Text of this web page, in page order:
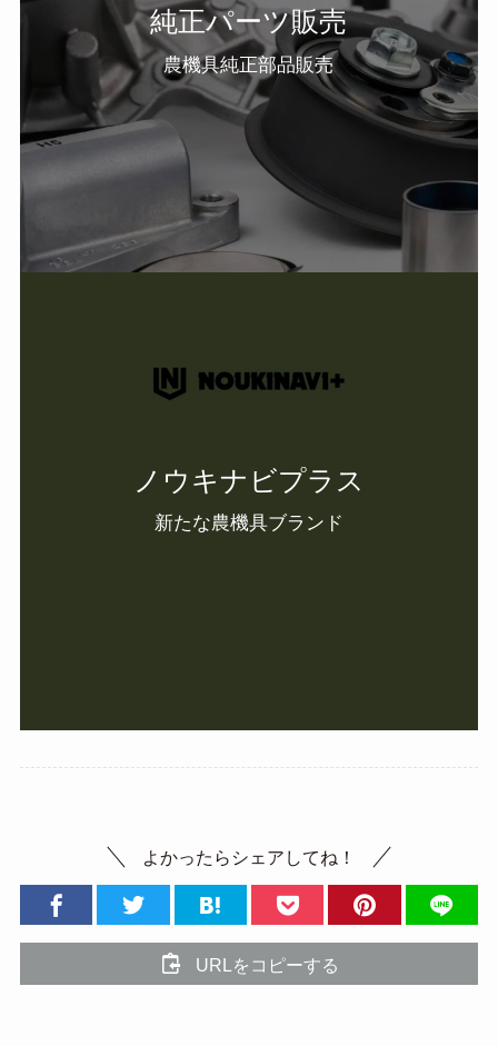
純正パーツ販売
農機具純正部品販売
ノウキナビプラス
新たな農機具ブランド
よかったらシェアしてね！
URLをコピーする